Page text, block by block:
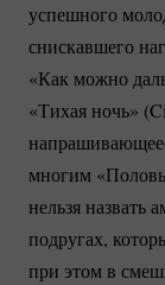
успешного
снискавшего
«Как можно
«Тихая ночь»
многим
нельзя назвать
подругах,
при этом в